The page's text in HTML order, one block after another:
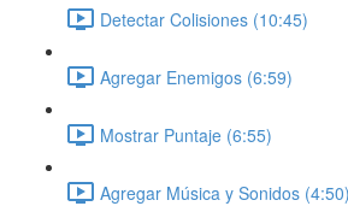
Detectar Colisiones (10:45)
Agregar Enemigos (6:59)
Mostrar Puntaje (6:55)
Agregar Música y Sonidos (4:50)